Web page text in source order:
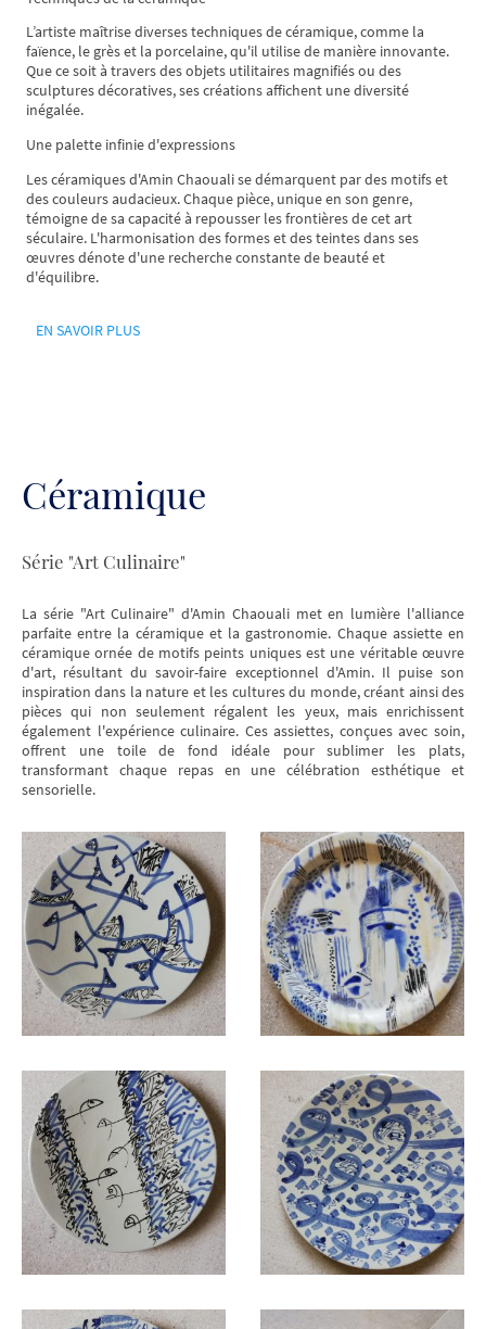
L’artiste maîtrise diverses techniques de céramique, comme la
faïence, le grès et la porcelaine, qu'il utilise de manière innovante.
Que ce soit à travers des objets utilitaires magnifiés ou des
sculptures décoratives, ses créations affichent une diversité
inégalée.
Une palette infinie d'expressions
Les céramiques d'Amin Chaouali se démarquent par des motifs et
des couleurs audacieux. Chaque pièce, unique en son genre,
témoigne de sa capacité à repousser les frontières de cet art
séculaire. L'harmonisation des formes et des teintes dans ses
œuvres dénote d'une recherche constante de beauté et
d'équilibre.
EN SAVOIR PLUS
Céramique
Série "Art Culinaire"
La série "Art Culinaire" d'Amin Chaouali met en lumière l'alliance
parfaite entre la céramique et la gastronomie. Chaque assiette en
céramique ornée de motifs peints uniques est une véritable œuvre
d'art, résultant du savoir-faire exceptionnel d'Amin. Il puise son
inspiration dans la nature et les cultures du monde, créant ainsi des
pièces qui non seulement régalent les yeux, mais enrichissent
également l'expérience culinaire. Ces assiettes, conçues avec soin,
offrent une toile de fond idéale pour sublimer les plats,
transformant chaque repas en une célébration esthétique et
sensorielle.